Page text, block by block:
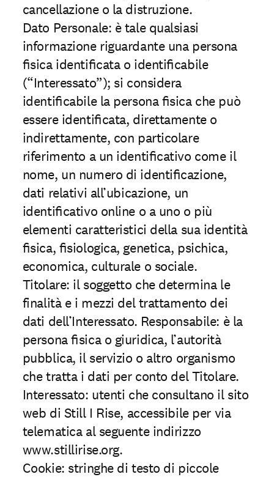
cancellazione o la distruzione.
Dato Personale: è tale qualsiasi
informazione riguardante una persona
ﬁsica identiﬁcata o identiﬁcabile
(“Interessato”); si considera
identiﬁcabile la persona ﬁsica che può
essere identiﬁcata, direttamente o
indirettamente, con particolare
riferimento a un identiﬁcativo come il
nome, un numero di identiﬁcazione,
dati relativi all’ubicazione, un
identiﬁcativo online o a uno o più
elementi caratteristici della sua identità
ﬁsica, ﬁsiologica, genetica, psichica,
economica, culturale o sociale.
Titolare: il soggetto che determina le
finalità e i mezzi del trattamento dei
dati dell’Interessato. Responsabile: è la
persona ﬁsica o giuridica, l’autorità
pubblica, il servizio o altro organismo
che tratta i dati per conto del Titolare.
Interessato: utenti che consultano il sito
web di Still I Rise, accessibile per via
telematica al seguente indirizzo
www.stillirise.org.
Cookie: stringhe di testo di piccole